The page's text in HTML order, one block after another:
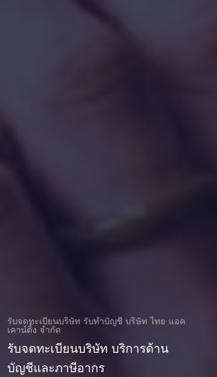
รับจดทะเบียนบริษัท รับทําบัญชี บริษัท ไทย แอค
เคาน์ติ้ง จำกัด
รับจดทะเบียนบริษัท บริการด้าน
บัญชีและภาษีอากร